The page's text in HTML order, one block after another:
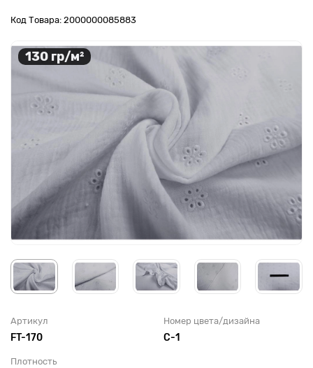
Код Товара: 2000000085883
130 гр/м²
Артикул
FT-170
Номер цвета/дизайна
C-1
Плотность